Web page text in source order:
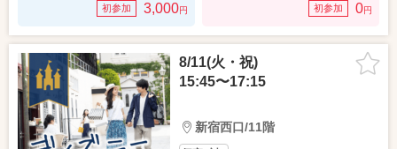
初参加 3,000円 初参加 0円
8/11(火・祝)
15:45〜17:15
新宿西口/11階